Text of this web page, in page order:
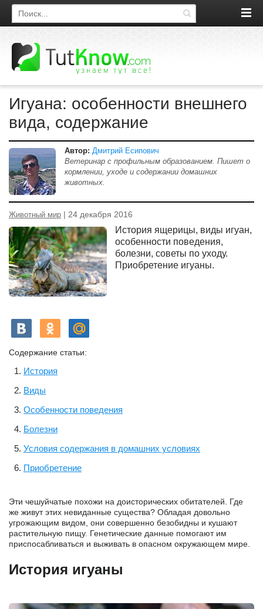
Поиск по сайту
Игуана: особенности внешнего
вида, содержание
Автор: Дмитрий Есипович
Ветеринар с профильным образованием. Пишет о
кормлении, уходе и содержании домашних
животных.
Животный мир | 24 декабря 2016
История ящерицы, виды игуан,
особенности поведения,
болезни, советы по уходу.
Приобретение игуаны.
Содержание статьи:
История
Виды
Особенности поведения
Болезни
Условия содержания в домашних условиях
Приобретение
Эти чешуйчатые похожи на доисторических обитателей. Где
же живут этих невиданные существа? Обладая довольно
угрожающим видом, они совершенно безобидны и кушают
растительную пищу. Генетические данные помогают им
приспосабливаться и выживать в опасном окружающем мире.
История игуаны